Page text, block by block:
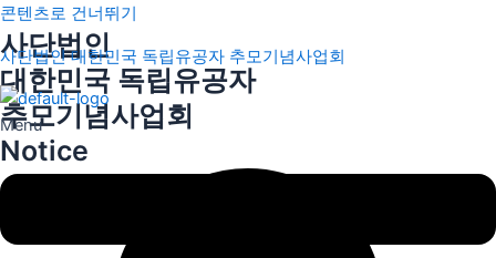
콘텐츠로 건너뛰기
사단법인 대한민국 독립유공자 추모기념사업회
Menu
사단법인
대한민국 독립유공자
추모기념사업회
Notice